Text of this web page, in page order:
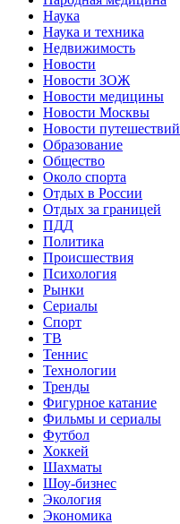
Наука
Наука и техника
Недвижимость
Новости
Новости ЗОЖ
Новости медицины
Новости Москвы
Новости путешествий
Образование
Общество
Около спорта
Отдых в России
Отдых за границей
ПДД
Политика
Происшествия
Психология
Рынки
Сериалы
Спорт
ТВ
Теннис
Технологии
Тренды
Фигурное катание
Фильмы и сериалы
Футбол
Хоккей
Шахматы
Шоу-бизнес
Экология
Экономика